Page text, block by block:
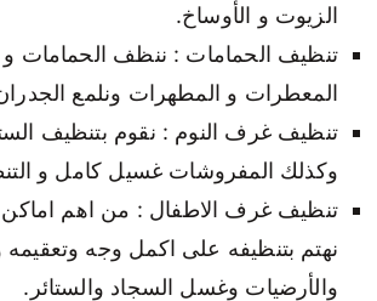
الزيوت و الأوساخ.
تنظيف الحمامات : ننظف الحمامات و
المعطرات و المطهرات ونلمع
تنظيف غرف النوم : نقوم بتنظيف
وكذلك المفروشات غسيل كامل و
تنظيف غرف الاطفال : من اهم اماكن
نهتم بتنظيفه على اكمل وجه وتعقيمه
والأرضيات وغسل السجاد والستائر.